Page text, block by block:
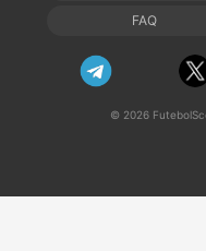
FAQ
© 2026